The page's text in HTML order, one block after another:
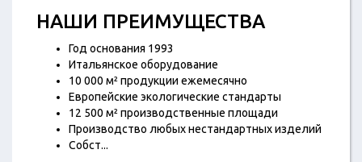
НАШИ ПРЕИМУЩЕСТВА
Год основания 1993
Итальянское оборудование
10 000 м² продукции ежемесячно
Европейские экологические стандарты
12 500 м² производственные площади
Производство любых нестандартных изделий
Собст...